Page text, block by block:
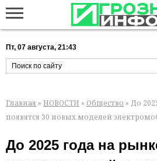
Пт, 07 августа, 21:43
Главная » НОВОСТИ » Общество » До
появятся 30 новых моделей
До 2025 года на